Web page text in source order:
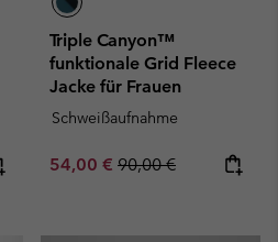
Triple Canyon™
funktionale Grid Fleece
Jacke für Frauen
Schweißaufnahme
Sale price:
54,00 € Regular price:
90,00 €